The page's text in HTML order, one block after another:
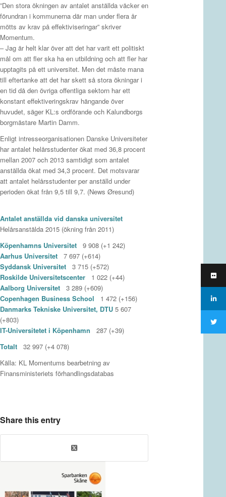
”Den stora ökningen av antalet anställda väcker en
förundran i kommunerna där man under flera år
mötts av krav på effektiviseringar” skriver
Momentum.
– Jag är helt klar över att det har varit ett politiskt
mål om att fler ska ha en utbildning och att fler har
upptagits på ett universitet. Men det måste mana
till eftertanke att det har skett så stora ökningar i
en tid då den övriga offentliga sektorn har ett
konstant effektiveringskrav hängande över
huvudet, säger KL:s ordförande och Kalundborgs
borgmästare Martin Damm.
Enligt intresseorganisationen Danske Universiteter
har antalet helårsstudenter ökat med 36,8 procent
mellan 2007 och 2013 samtidigt som antalet
anställda ökat med 34,3 procent. Det motsvarar
att antalet helårsstudenter per anställd under
perioden ökat från 9,5 till 9,7. (News Øresund)
Antalet anställda vid danska universitet
Helårsanstälda 2015 (ökning från 2011)
Köpenhamns Universitet 9 908 (+1 242)
Aarhus Universitet 7 697 (+614)
Syddansk Universitet 3 715 (+572)
Roskilde Universitetscenter 1 022 (+44)
Aalborg Universitet 3 289 (+609)
Copenhagen Business School 1 472 (+156)
Danmarks Tekniske Universitet, DTU 5 607
(+803)
IT-Universitetet i Köpenhamn 287 (+39)
Totalt 32 997 (+4 078)
Källa: KL Momentums bearbetning av
Finansministeriets förhandlingsdatabas
Share this entry